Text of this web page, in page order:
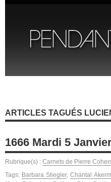
ARTICLES TAGUÉS
1666 Mardi 5
Rubrique(s) : Carnets de Pierre
Tags: Barbara Stiegler,Chantal